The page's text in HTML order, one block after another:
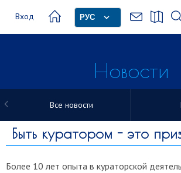
Вход РУС
Новости
Все новости
Быть куратором - это
Более 10 лет опыта в кураторской